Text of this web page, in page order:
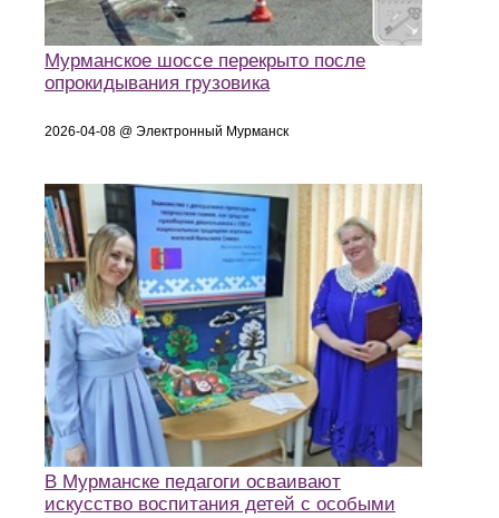
Мурманское шоссе перекрыто после
опрокидывания грузовика
2026-04-08 @ Электронный Мурманск
В Мурманске педагоги осваивают
искусство воспитания детей с особыми